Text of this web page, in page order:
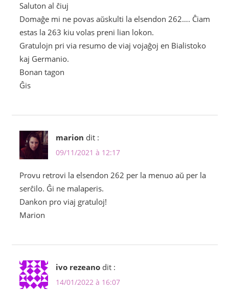
Saluton al ĉiuj
Domaĝe mi ne povas aŭskulti la elsendon 262…. Ĉiam
estas la 263 kiu volas preni lian lokon.
Gratulojn pri via resumo de viaj vojaĝoj en Bialistoko
kaj Germanio.
Bonan tagon
Ĝis
marion dit :
09/11/2021 à 12:17
Provu retrovi la elsendon 262 per la menuo aŭ per la
serĉilo. Ĝi ne malaperis.
Dankon pro viaj gratuloj!
Marion
ivo rezeano dit :
14/01/2022 à 16:07